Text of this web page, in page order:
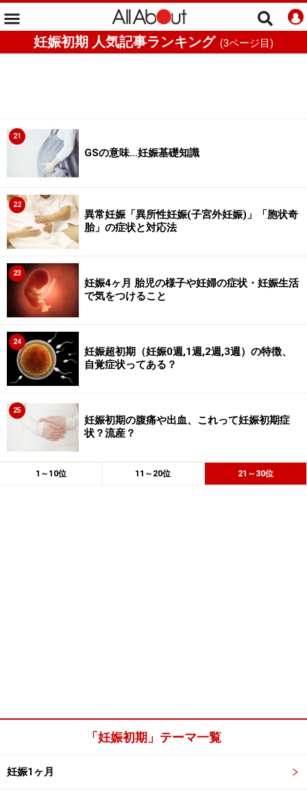
妊娠初期 人気記事ランキング (3ページ目)
21
GSの意味…妊娠基礎知識
22
異常妊娠「異所性妊娠(子宮外妊娠)」「胞状奇
胎」の症状と対応法
23
妊娠4ヶ月 胎児の様子や妊婦の症状・妊娠生活
で気をつけること
24
妊娠超初期（妊娠0週,1週,2週,3週）の特徴、
自覚症状ってある？
25
妊娠初期の腹痛や出血、これって妊娠初期症
状？流産？
1～10位 11～20位 21～30位
「妊娠初期」テーマ一覧
妊娠1ヶ月